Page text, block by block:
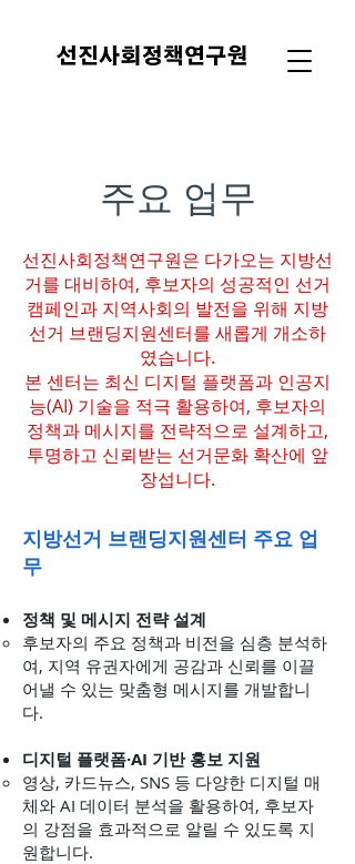
​주요 업무
선진사회정책연구원은 다가오는 지방선
거를 대비하여, 후보자의 성공적인 선거
캠페인과 지역사회의 발전을 위해 지방
선거 브랜딩지원센터를 새롭게 개소하
였습니다.
본 센터는 최신 디지털 플랫폼과 인공지
능(AI) 기술을 적극 활용하여, 후보자의
정책과 메시지를 전략적으로 설계하고,
투명하고 신뢰받는 선거문화 확산에 앞
장섭니다.
지방선거 브랜딩지원센터 주요 업
무
정책 및 메시지 전략 설계
후보자의 주요 정책과 비전을 심층 분석하
여, 지역 유권자에게 공감과 신뢰를 이끌
어낼 수 있는 맞춤형 메시지를 개발합니
다.
디지털 플랫폼·AI 기반 홍보 지원
영상, 카드뉴스, SNS 등 다양한 디지털 매
체와 AI 데이터 분석을 활용하여, 후보자
의 강점을 효과적으로 알릴 수 있도록 지
원합니다.